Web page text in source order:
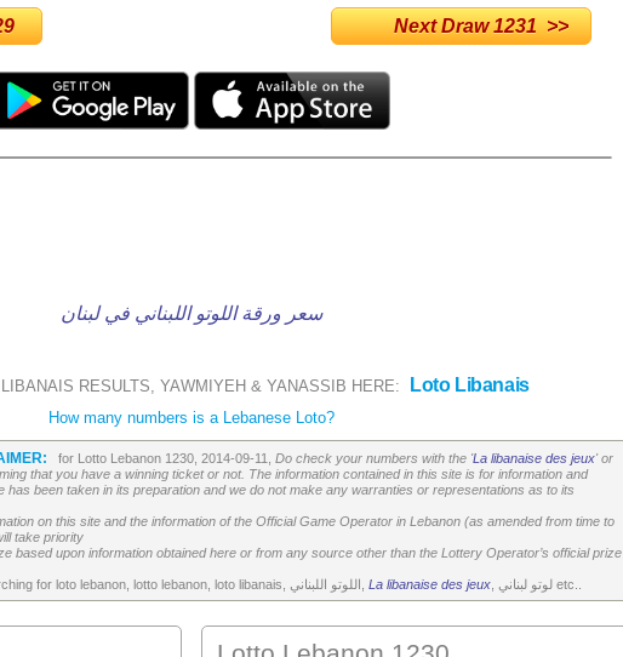
Next Draw 1231 >>
سعر ورقة اللوتو اللبناني في لبنان
RESULTS, YAWMIYEH & YANASSIB HERE: Loto Libanais
How many numbers is a Lebanese Loto?
for Lotto Lebanon 1230, 2014-09-11, Do check your numbers with the 'La libanaise des jeux' or
that you have a winning ticket or not. The information contained in this site is for information and
has been taken in its preparation and we do not make any warranties or representations as to its
on this site and the information of the Official Game Operator in Lebanon (as amended from time to
take priority
based upon information obtained here or from any source other than the Lottery Operator’s official prize
La libanaise des jeux , لوتو لبناني etc..